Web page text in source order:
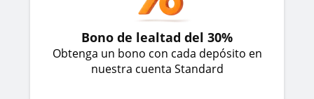
Bono de lealtad del 30%
Obtenga un bono con cada depósito en
nuestra cuenta Standard